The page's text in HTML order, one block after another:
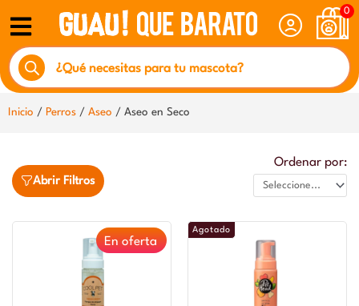
contenido
0
Búsqueda
de
productos
Inicio / Perros / Aseo / Aseo en Seco
Abrir Filtros
Ordenar por:
En oferta
Agotado